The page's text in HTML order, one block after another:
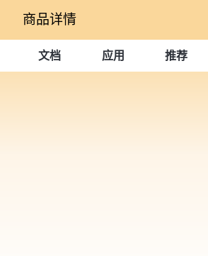
商品详情
文档 应用 推荐